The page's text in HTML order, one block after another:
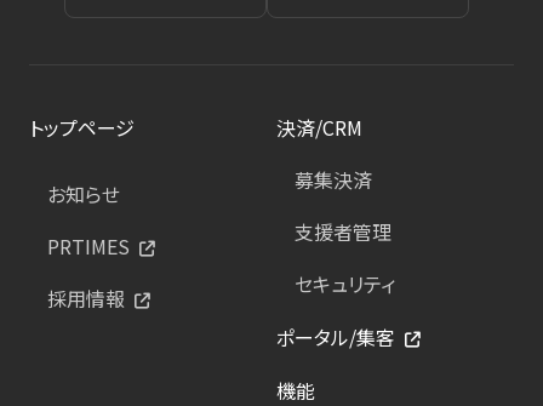
トップページ
お知らせ
PRTIMES
採用情報
決済/CRM
募集決済
支援者管理
セキュリティ
ポータル/集客
機能